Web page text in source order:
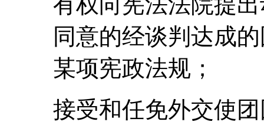
同意的经谈判达成
某项宪政法规；
接受和任免外交使